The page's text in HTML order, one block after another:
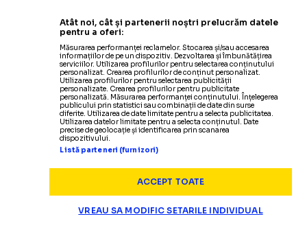
Atât noi, cât și partenerii noștri prelucrăm datele
pentru a oferi:
Măsurarea performanței reclamelor. Stocarea și/sau accesarea
informațiilor de pe un dispozitiv. Dezvoltarea și îmbunătățirea
serviciilor. Utilizarea profilurilor pentru selectarea conținutului
personalizat. Crearea profilurilor de conținut personalizat.
Utilizarea profilurilor pentru selectarea publicității
personalizate. Crearea profilurilor pentru publicitate
personalizată. Măsurarea performanței conținutului. Înțelegerea
publicului prin statistici sau combinații de date din surse
diferite. Utilizarea de date limitate pentru a selecta publicitatea.
Utilizarea datelor limitate pentru a selecta conținutul. Date
precise de geolocație și identificarea prin scanarea
dispozitivului.
Listă parteneri (furnizori)
ACCEPT TOATE
VREAU SA MODIFIC SETARILE INDIVIDUAL